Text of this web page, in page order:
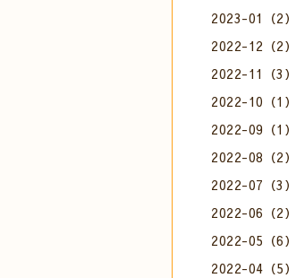
2023-01（2）
2022-12（2）
2022-11（3）
2022-10（1）
2022-09（1）
2022-08（2）
2022-07（3）
2022-06（2）
2022-05（6）
2022-04（5）